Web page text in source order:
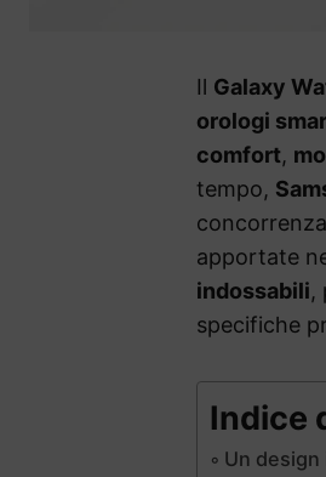
Il Galaxy
orologi
comfort,
tempo,
apportate
indossabili,
specifiche
Indice
Un